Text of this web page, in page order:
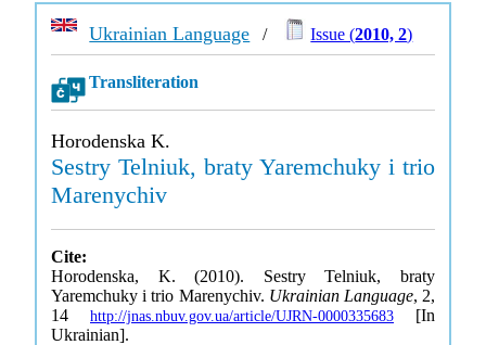
Ukrainian Language / Issue (2010, 2)
Transliteration
Horodenska K.
Sestry Telniuk, braty Yaremchuky i trio
Marenychiv
Cite:
Horodenska, K. (2010). Sestry Telniuk, braty
Yaremchuky i trio Marenychiv. Ukrainian Language, 2,
14 http://jnas.nbuv.gov.ua/article/UJRN-0000335683 [In
Ukrainian].